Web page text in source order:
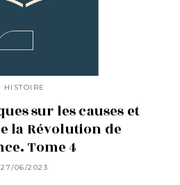
HISTOIRE
sur les causes et
la Révolution de
Tome 4
27/06/2023